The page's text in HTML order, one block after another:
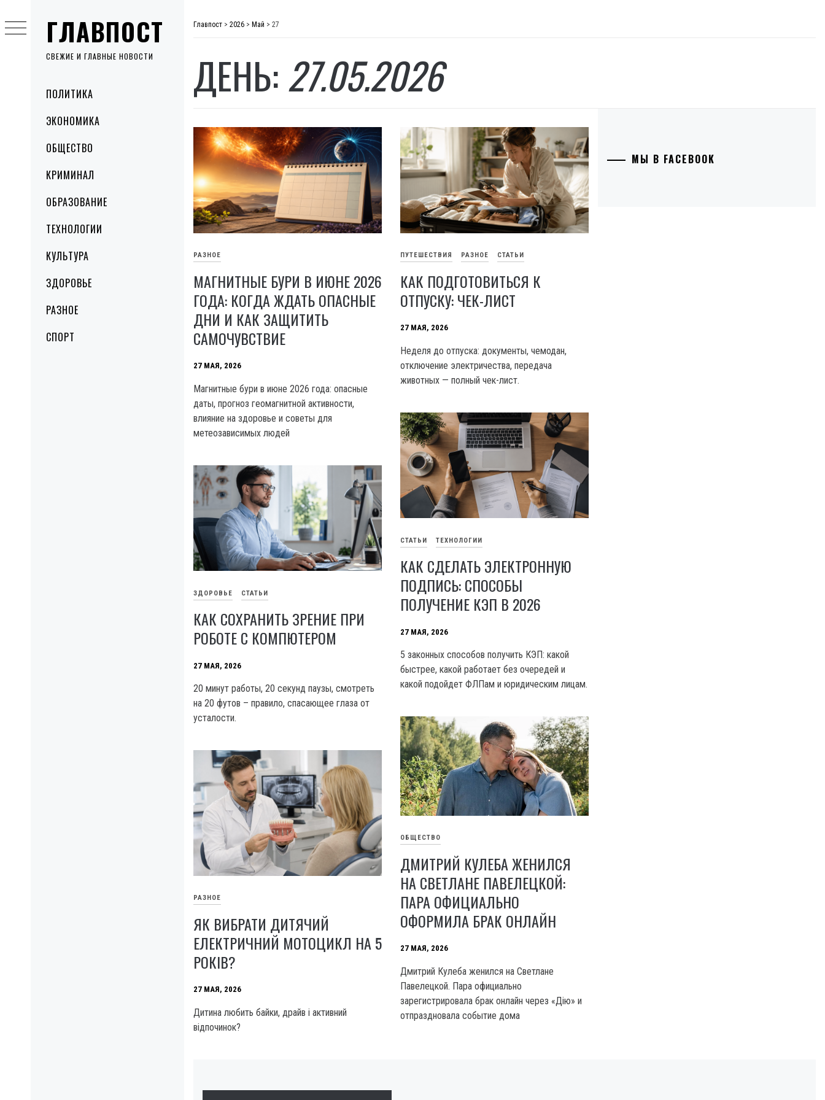
ГЛАВПОСТ
СВЕЖИЕ И ГЛАВНЫЕ НОВОСТИ
MenuПОЛИТИКА
ЭКОНОМИКА
ОБЩЕСТВО
КРИМИНАЛ
ОБРАЗОВАНИЕ
ТЕХНОЛОГИИ
КУЛЬТУРА
ЗДОРОВЬЕ
РАЗНОЕ
СПОРТ
to
content
Главпост > 2026 > Май > 27
ДЕНЬ:27.05.2026
РАЗНОЕ
МАГНИТНЫЕ БУРИ В ИЮНЕ 2026
ГОДА: КОГДА ЖДАТЬ ОПАСНЫЕ
ДНИ И КАК ЗАЩИТИТЬ
САМОЧУВСТВИЕ
27 МАЯ, 2026
Магнитные бури в июне 2026 года: опасные
даты, прогноз геомагнитной активности,
влияние на здоровье и советы для
метеозависимых людей
ПУТЕШЕСТВИЯ РАЗНОЕ СТАТЬИ
КАК ПОДГОТОВИТЬСЯ К
ОТПУСКУ: ЧЕК-ЛИСТ
27 МАЯ, 2026
Неделя до отпуска: документы, чемодан,
отключение электричества, передача
животных — полный чек-лист.
СТАТЬИ ТЕХНОЛОГИИ
КАК СДЕЛАТЬ ЭЛЕКТРОННУЮ
ПОДПИСЬ: СПОСОБЫ
ПОЛУЧЕНИЕ КЭП В 2026
27 МАЯ, 2026
5 законных способов получить КЭП: какой
быстрее, какой работает без очередей и
какой подойдет ФЛПам и юридическим лицам.
ЗДОРОВЬЕ СТАТЬИ
КАК СОХРАНИТЬ ЗРЕНИЕ ПРИ
РОБОТЕ С КОМПЮТЕРОМ
27 МАЯ, 2026
20 минут работы, 20 секунд паузы, смотреть
на 20 футов – правило, спасающее глаза от
усталости.
ОБЩЕСТВО
ДМИТРИЙ КУЛЕБА ЖЕНИЛСЯ
НА СВЕТЛАНЕ ПАВЕЛЕЦКОЙ:
ПАРА ОФИЦИАЛЬНО
ОФОРМИЛА БРАК ОНЛАЙН
27 МАЯ, 2026
Дмитрий Кулеба женился на Светлане
Павелецкой. Пара официально
зарегистрировала брак онлайн через «Дію» и
отпраздновала событие дома
РАЗНОЕ
ЯК ВИБРАТИ ДИТЯЧИЙ
ЕЛЕКТРИЧНИЙ МОТОЦИКЛ НА 5
РОКІВ?
27 МАЯ, 2026
Дитина любить байки, драйв і активний
відпочинок?
МЫ В FACEBOOK